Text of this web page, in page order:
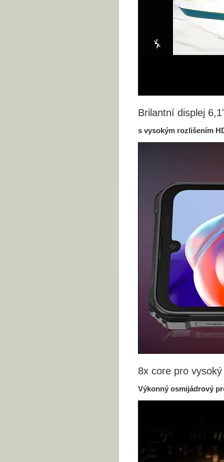
Brilantní displej
s vysokým rozlišením
8x core pro
Výkonný osmijádrový